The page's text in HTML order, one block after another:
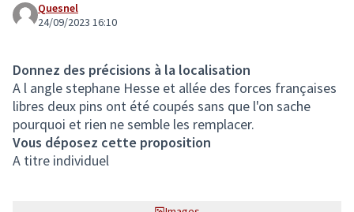
Quesnel
24/09/2023 16:10
Donnez des précisions à la localisation
A l angle stephane Hesse et allée des forces françaises
libres deux pins ont été coupés sans que l'on sache
pourquoi et rien ne semble les remplacer.
Vous déposez cette proposition
A titre individuel